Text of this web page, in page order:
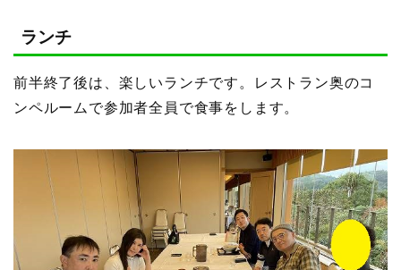
ランチ
前半終了後は、楽しいランチです。レストラン奥のコ
ンペルームで参加者全員で食事をします。